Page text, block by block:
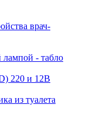
врач-
- табло
220 и 12В
из туалета